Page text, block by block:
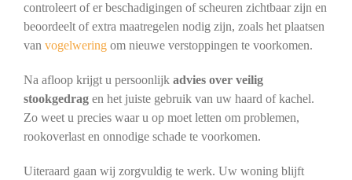
controleert of er beschadigingen of scheuren zichtbaar zijn en
beoordeelt of extra maatregelen nodig zijn, zoals het plaatsen
van vogelweringom nieuwe verstoppingen te voorkomen.
Na afloop krijgt u persoonlijk advies over veilig
stookgedragen het juiste gebruik van uw haard of kachel.
Zo weet u precies waar u op moet letten om problemen,
rookoverlast en onnodige schade te voorkomen.
Uiteraard gaan wij zorgvuldig te werk. Uw woning blijft